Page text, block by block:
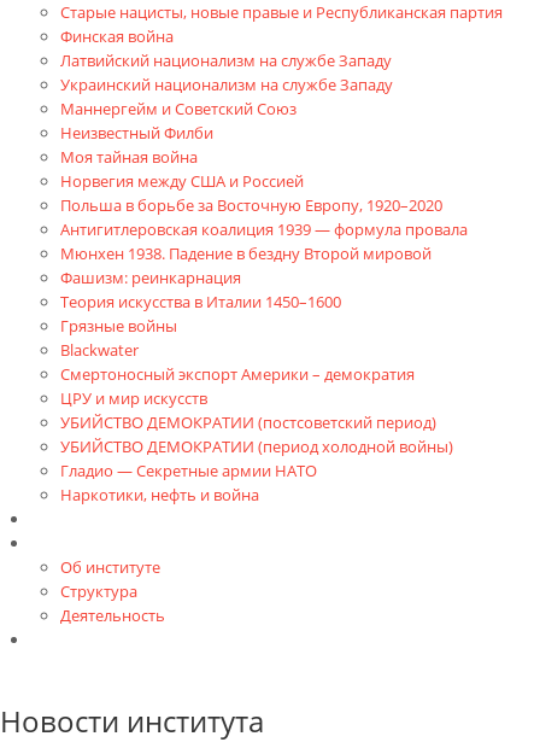
Старые нацисты, новые правые и Республиканская партия
Финская война
Латвийский национализм на службе Западу
Украинский национализм на службе Западу
Маннергейм и Советский Союз
Неизвестный Филби
Моя тайная война
Норвегия между США и Россией
Польша в борьбе за Восточную Европу, 1920–2020
Антигитлеровская коалиция 1939 — формула провала
Мюнхен 1938. Падение в бездну Второй мировой
Фашизм: реинкарнация
Теория искусства в Италии 1450–1600
Грязные войны
Blackwater
Смертоносный экспорт Америки – демократия
ЦРУ и мир искусств
УБИЙСТВО ДЕМОКРАТИИ (постсоветский период)
УБИЙСТВО ДЕМОКРАТИИ (период холодной войны)
Гладио — Секретные армии НАТО
Наркотики, нефть и война
Об институте
Структура
Деятельность
Новости института